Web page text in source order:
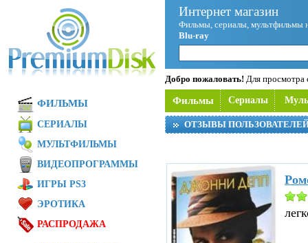
Интернет магазин
Фильмы, сериалы, мультфильмы
Blu-ray
Добро пожаловать! Для просмотра
Фильмы Сериалы
ОТЗЫВЫ
ФИЛЬМЫ
СЕРИАЛЫ
МУЛЬТФИЛЬМЫ
ВИДЕОПРОГРАММЫ
ИГРЫ PS3
ЭРОТИКА
РАСПРОДАЖА